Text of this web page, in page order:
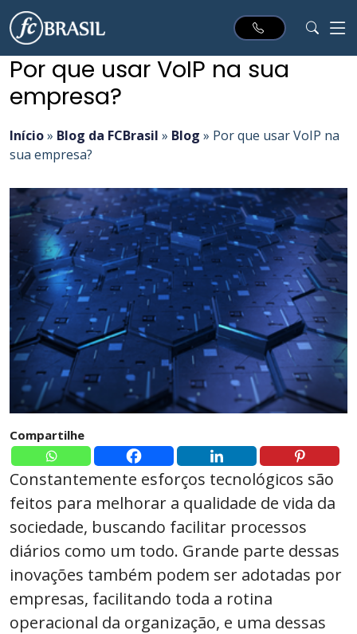
Por que usar VoIP na sua
empresa?
Início» Blog da FCBrasil » Blog » Por que usar VoIP na
sua empresa?
Compartilhe
Constantemente esforços tecnológicos são
feitos para melhorar a qualidade de vida da
sociedade, buscando facilitar processos
diários como um todo. Grande parte dessas
inovações também podem ser adotadas por
empresas, facilitando toda a rotina
operacional da organização, e uma dessas